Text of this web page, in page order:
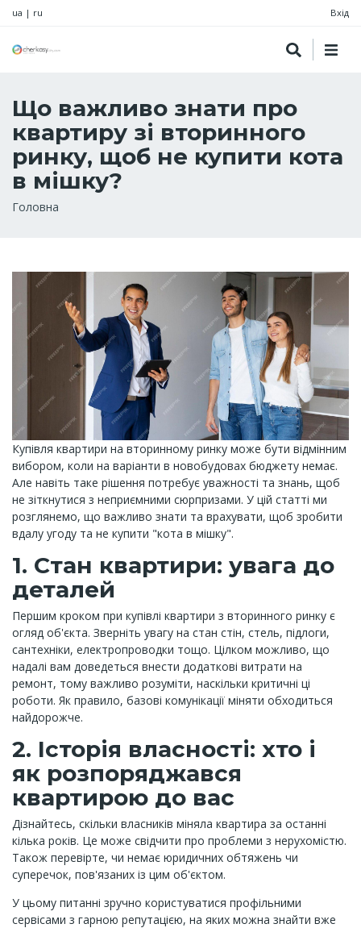
ua | ru Вхід
Що важливо знати про
квартиру зі вторинного
ринку, щоб не купити кота
в мішку?
Рядок
Головна
Купівля квартири на вторинному ринку може бути відмінним
вибором, коли на варіанти в новобудовах бюджету немає.
Але навіть таке рішення потребує уважності та знань, щоб
не зіткнутися з неприємними сюрпризами. У цій статті ми
розглянемо, що важливо знати та врахувати, щоб зробити
вдалу угоду та не купити "кота в мішку".
1. Стан квартири: увага до
деталей
Першим кроком при купівлі квартири з вторинного ринку є
огляд об'єкта. Зверніть увагу на стан стін, стель, підлоги,
сантехніки, електропроводки тощо. Цілком можливо, що
надалі вам доведеться внести додаткові витрати на
ремонт, тому важливо розуміти, наскільки критичні ці
роботи. Як правило, базові комунікації міняти обходиться
найдорожче.
2. Історія власності: хто і
як розпоряджався
квартирою до вас
Дізнайтесь, скільки власників міняла квартира за останні
кілька років. Це може свідчити про проблеми з нерухомістю.
Також перевірте, чи немає юридичних обтяжень чи
суперечок, пов'язаних із цим об'єктом.
У цьому питанні зручно користуватися профільними
сервісами з гарною репутацією, на яких можна знайти вже